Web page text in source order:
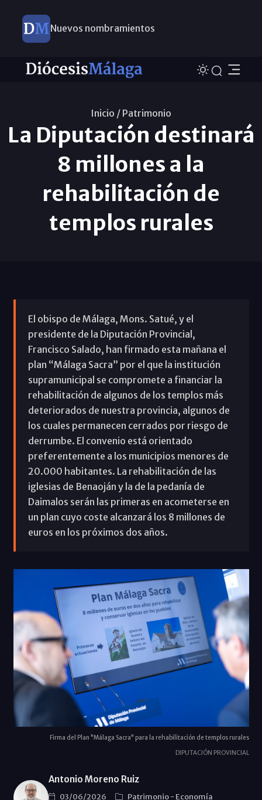
Nuevos nombramientos
Inicio / Patrimonio
La Diputación destinará
8 millones a la
rehabilitación de
templos rurales
El obispo de Málaga, Mons. Satué, y el
presidente de la Diputación Provincial,
Francisco Salado, han firmado esta mañana el
plan “Málaga Sacra” por el que la institución
supramunicipal se compromete a financiar la
rehabilitación de algunos de los templos más
deteriorados de nuestra provincia, algunos de
los cuales permanecen cerrados por riesgo de
derrumbe. El convenio está orientado
preferentemente a los municipios menores de
20.000 habitantes. La rehabilitación de las
iglesias de Benaoján y la de la pedanía de
Daimalos serán las primeras en acometerse en
un plan cuyo coste alcanzará los 8 millones de
euros en los próximos dos años.
Firma del Plan "Málaga Sacra" para la rehabilitación de templos rurales
DIPUTACIÓN PROVINCIAL
Antonio Moreno Ruiz
03/06/2026 Patrimonio- Economí­a